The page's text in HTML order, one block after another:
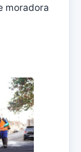
moradora